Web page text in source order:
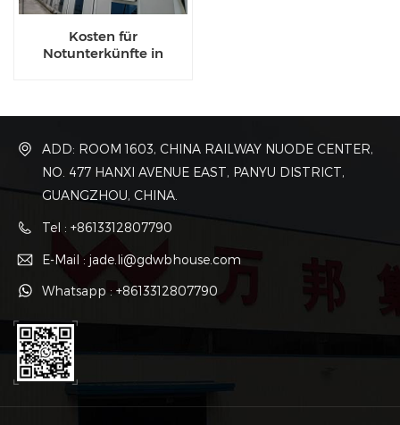
Kosten für
Notunterkünfte in
ADD: ROOM 1603, CHINA RAILWAY NUODE CENTER,
NO. 477 HANXI AVENUE EAST, PANYU DISTRICT,
GUANGZHOU, CHINA.
Tel : +8613312807790
E-Mail : jade.li@gdwbhouse.com
Whatsapp : +8613312807790